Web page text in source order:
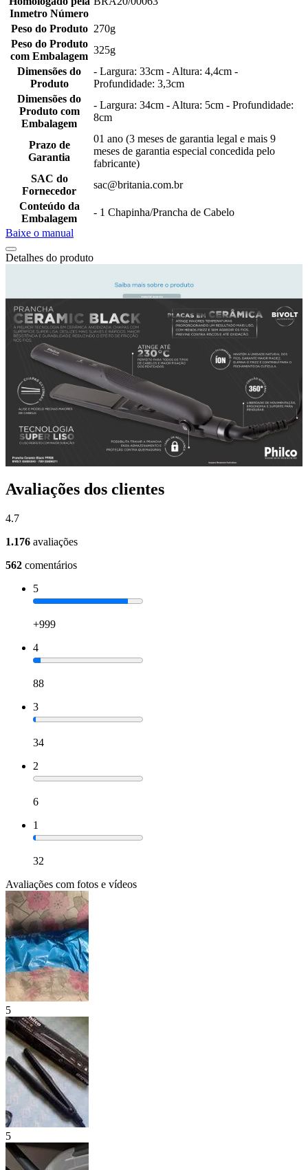
Inmetro Número
Peso do Produto 270g
Peso do Produto
com Embalagem
325g
Dimensões do
Produto
- Largura: 33cm - Altura: 4,4cm -
Profundidade: 3,3cm
Dimensões do
Produto com
Embalagem
- Largura: 34cm - Altura: 5cm - Profundidade:
8cm
Prazo de
Garantia
01 ano (3 meses de garantia legal e mais 9
meses de garantia especial concedida pelo
fabricante)
SAC do
Fornecedor
sac@britania.com.br
Conteúdo da
Embalagem
- 1 Chapinha/Prancha de Cabelo
Baixe o manual
Detalhes do produto
Avaliações dos clientes
4.7
1.176 avaliações
562 comentários
5
+999
4
88
3
34
2
6
1
32
Avaliações com fotos e vídeos
5
5